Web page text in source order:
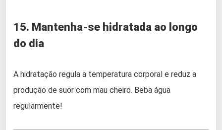
15. Mantenha-se hidratada ao longo
do dia
A hidratação regula a temperatura corporal e reduz a
produção de suor com mau cheiro. Beba água
regularmente!